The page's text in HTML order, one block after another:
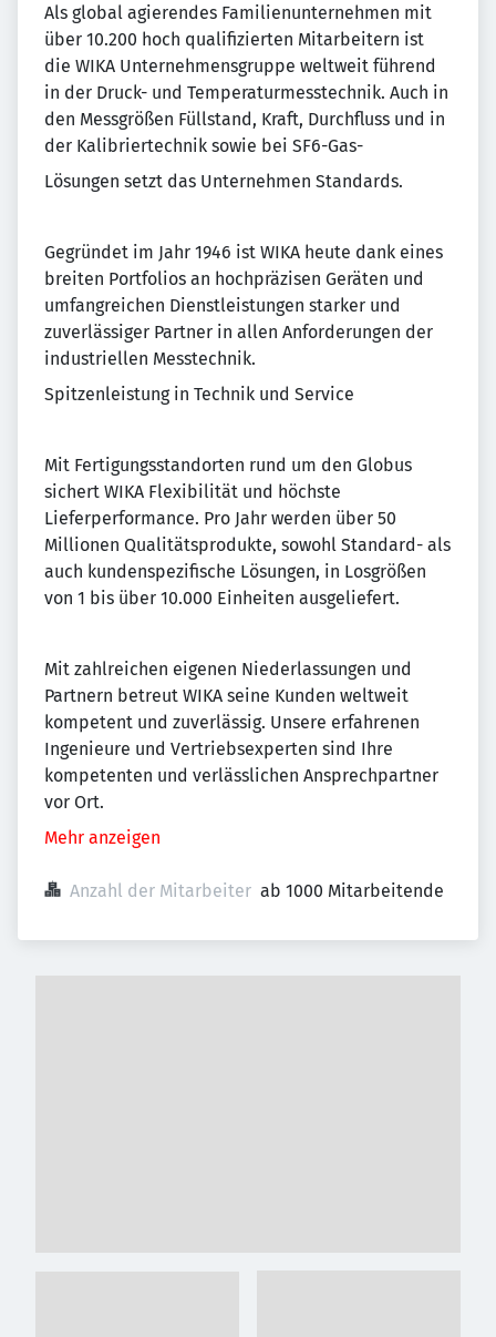
Als global agierendes Familienunternehmen mit
über 10.200 hoch qualifizierten Mitarbeitern ist
die WIKA Unternehmensgruppe weltweit führend
in der Druck- und Temperaturmesstechnik. Auch in
den Messgrößen Füllstand, Kraft, Durchfluss und in
der Kalibriertechnik sowie bei SF6-Gas-
Lösungen setzt das Unternehmen Standards.
Gegründet im Jahr 1946 ist WIKA heute dank eines
breiten Portfolios an hochpräzisen Geräten und
umfangreichen Dienstleistungen starker und
zuverlässiger Partner in allen Anforderungen der
industriellen Messtechnik.
Spitzenleistung in Technik und Service
Mit Fertigungsstandorten rund um den Globus
sichert WIKA Flexibilität und höchste
Lieferperformance. Pro Jahr werden über 50
Millionen Qualitätsprodukte, sowohl Standard- als
auch kundenspezifische Lösungen, in Losgrößen
von 1 bis über 10.000 Einheiten ausgeliefert.
Mit zahlreichen eigenen Niederlassungen und
Partnern betreut WIKA seine Kunden weltweit
kompetent und zuverlässig. Unsere erfahrenen
Ingenieure und Vertriebsexperten sind Ihre
kompetenten und verlässlichen Ansprechpartner
vor Ort.
Mehr anzeigen
Anzahl der Mitarbeiter ab 1000 Mitarbeitende